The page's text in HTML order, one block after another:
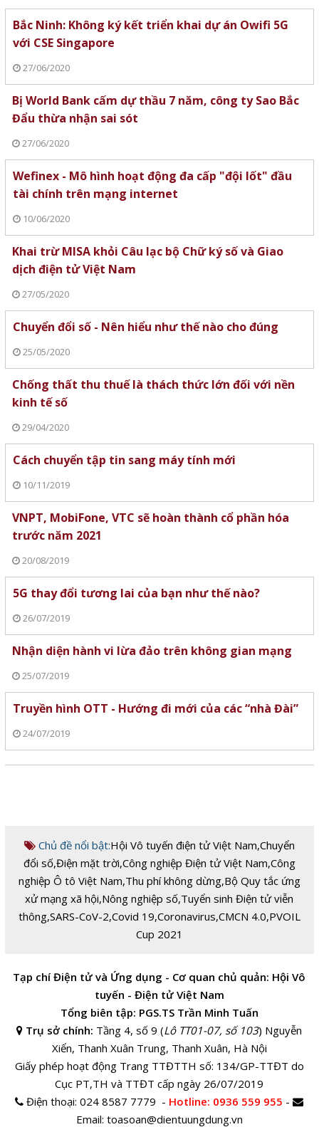
Bắc Ninh: Không ký kết triển khai dự án Owifi 5G
với CSE Singapore
27/06/2020
Bị World Bank cấm dự thầu 7 năm, công ty Sao Bắc
Đẩu thừa nhận sai sót
27/06/2020
Wefinex - Mô hình hoạt động đa cấp "đội lốt" đầu
tài chính trên mạng internet
10/06/2020
Khai trừ MISA khỏi Câu lạc bộ Chữ ký số và Giao
dịch điện tử Việt Nam
27/05/2020
Chuyển đổi số - Nên hiểu như thế nào cho đúng
25/05/2020
Chống thất thu thuế là thách thức lớn đối với nền
kinh tế số
29/04/2020
Cách chuyển tập tin sang máy tính mới
10/11/2019
VNPT, MobiFone, VTC sẽ hoàn thành cổ phần hóa
trước năm 2021
20/08/2019
5G thay đổi tương lai của bạn như thế nào?
26/07/2019
Nhận diện hành vi lừa đảo trên không gian mạng
25/07/2019
Truyền hình OTT - Hướng đi mới của các “nhà Đài”
24/07/2019
Chủ đề nổi bật:Hội Vô tuyến điện tử Việt Nam,Chuyển
đổi số,Điện mặt trời,Công nghiệp Điện tử Việt Nam,Công
nghiệp Ô tô Việt Nam,Thu phí không dừng,Bộ Quy tắc ứng
xử mạng xã hội,Nông nghiệp số,Tuyển sinh Điện tử viễn
thông,SARS-CoV-2,Covid 19,Coronavirus,CMCN 4.0,PVOIL
Cup 2021
Tạp chí Điện tử và Ứng dụng - Cơ quan chủ quản: Hội Vô
tuyến - Điện tử Việt Nam
Tổng biên tập: PGS.TS Trần Minh Tuấn
Trụ sở chính: Tầng 4, số 9 (Lô TT01-07, số 103) Nguyễn
Xiển, Thanh Xuân Trung, Thanh Xuân, Hà Nội
Giấy phép hoạt động Trang TTĐTTH số: 134/GP-TTĐT do
Cục PT,TH và TTĐT cấp ngày 26/07/2019
Điện thoại:024 8587 7779 - Hotline: 0936 559 955 -
Email: toasoan@dientuungdung.vn